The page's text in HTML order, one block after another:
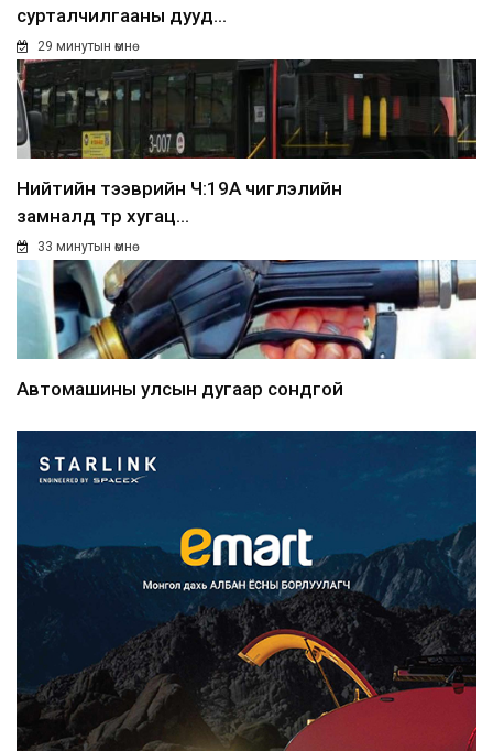
сурталчилгааны дууд...
29 минутын өмнө
Нийтийн тээврийн Ч:19А чиглэлийн
замналд түр хугац...
33 минутын өмнө
Автомашины улсын дугаар сондгой
Улаанбаатарт өдөртөө 30 хэм
40 минутын өмнө